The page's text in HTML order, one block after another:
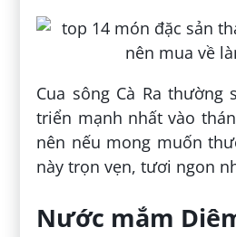
Cua sông Cà Ra thường
triển mạnh nhất vào
nên nếu mong muốn
này trọn vẹn, tươi ngon
Nước mắm